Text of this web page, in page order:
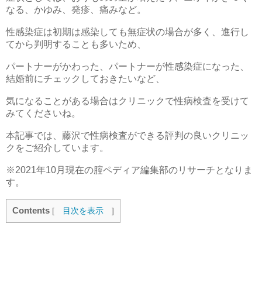
なる、かゆみ、発疹、痛みなど。
性感染症は初期は感染しても無症状の場合が多く、進行し
てから判明することも多いため、
パートナーがかわった、パートナーが性感染症になった、
結婚前にチェックしておきたいなど、
気になることがある場合はクリニックで性病検査を受けて
みてくださいね。
本記事では、藤沢で性病検査ができる評判の良いクリニッ
クをご紹介しています。
※2021年10月現在の腟ペディア編集部のリサーチとなりま
す。
Contents [ 目次を表示 ]